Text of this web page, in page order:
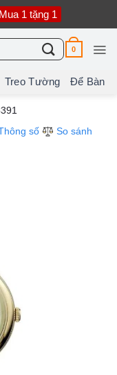
Mua 1 tặng 1
0
Treo Tường Để Bàn
số So sánh